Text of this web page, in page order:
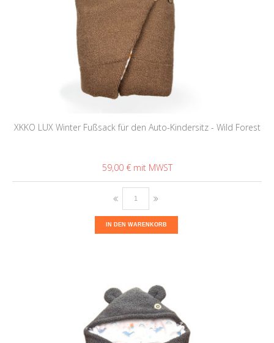
XKKO LUX Winter Fußsack für den Auto-Kindersitz - Wild Forest
59,00 €
IN DEN WARENKORB